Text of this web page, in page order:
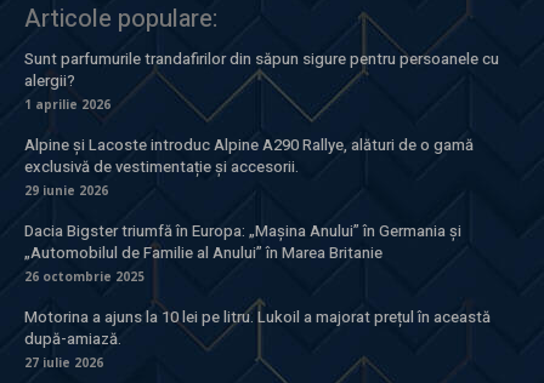
Articole populare:
Sunt parfumurile trandafirilor din săpun sigure pentru persoanele cu
alergii?
1 aprilie 2026
Alpine și Lacoste introduc Alpine A290 Rallye, alături de o gamă
exclusivă de vestimentație și accesorii.
29 iunie 2026
Dacia Bigster triumfă în Europa: „Mașina Anului” în Germania și
„Automobilul de Familie al Anului” în Marea Britanie
26 octombrie 2025
Motorina a ajuns la 10 lei pe litru. Lukoil a majorat prețul în această
după-amiază.
27 iulie 2026